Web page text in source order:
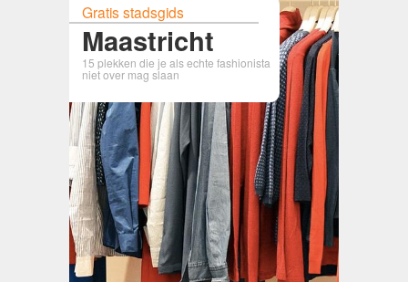
Gratis stadsgids
Maastricht
15 plekken die je als echte fashionista
niet over mag slaan